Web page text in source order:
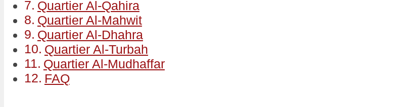
Quartier Al-Qahira
Quartier Al-Mahwit
Quartier Al-Dhahra
Quartier Al-Turbah
Quartier Al-Mudhaffar
FAQ